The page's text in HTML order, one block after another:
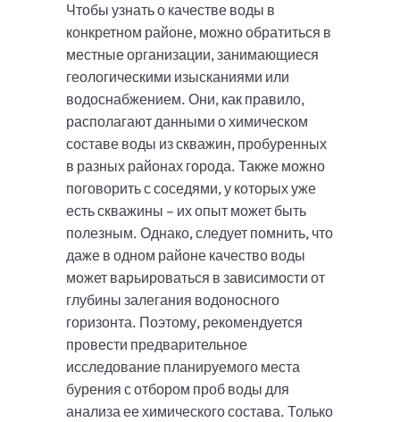
Чтобы узнать о качестве воды в
конкретном районе, можно обратиться в
местные организации, занимающиеся
геологическими изысканиями или
водоснабжением. Они, как правило,
располагают данными о химическом
составе воды из скважин, пробуренных
в разных районах города. Также можно
поговорить с соседями, у которых уже
есть скважины – их опыт может быть
полезным. Однако, следует помнить, что
даже в одном районе качество воды
может варьироваться в зависимости от
глубины залегания водоносного
горизонта. Поэтому, рекомендуется
провести предварительное
исследование планируемого места
бурения с отбором проб воды для
анализа ее химического состава. Только